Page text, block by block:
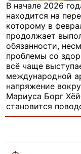
В начале 2026
находится на
которому в
продолжает
обязанности,
проблемы со
всё чаще
международной
напряжение
Мариуса Борг
становится